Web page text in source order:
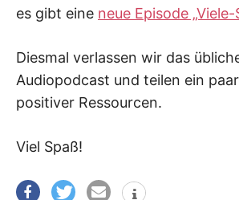
es gibt eine neue Episode „Viele-
Diesmal verlassen wir das
Audiopodcast und teilen ein
positiver Ressourcen.
Viel Spaß!